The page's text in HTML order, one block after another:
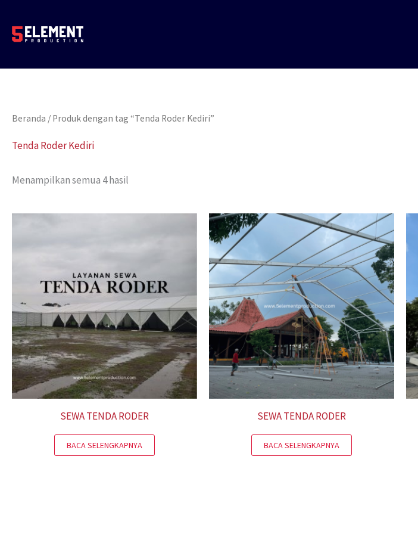
konten
Beranda / Produk dengan tag “Tenda Roder Kediri”
Tenda Roder Kediri
Menampilkan semua 4 hasil
SEWA TENDA RODER
BACA SELENGKAPNYA
SEWA TENDA RODER
BACA SELENGKAPNYA